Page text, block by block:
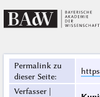
Permalink zu
dieser Seite:
Verfasser |